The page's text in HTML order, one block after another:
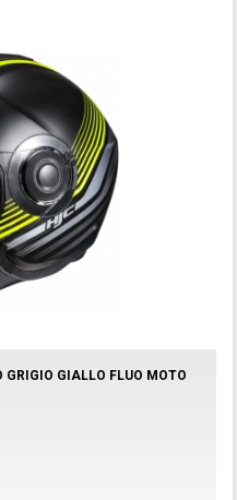
GIALLO FLUO MOTO